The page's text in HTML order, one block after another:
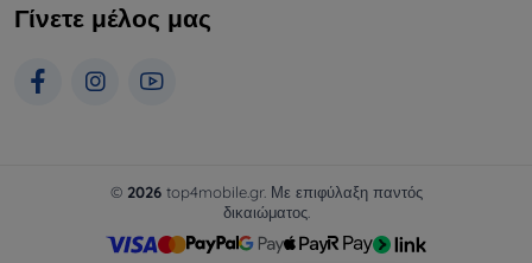
Γίνετε μέλος μας
© 2026top4mobile.gr. Με επιφύλαξη παντός
δικαιώματος.